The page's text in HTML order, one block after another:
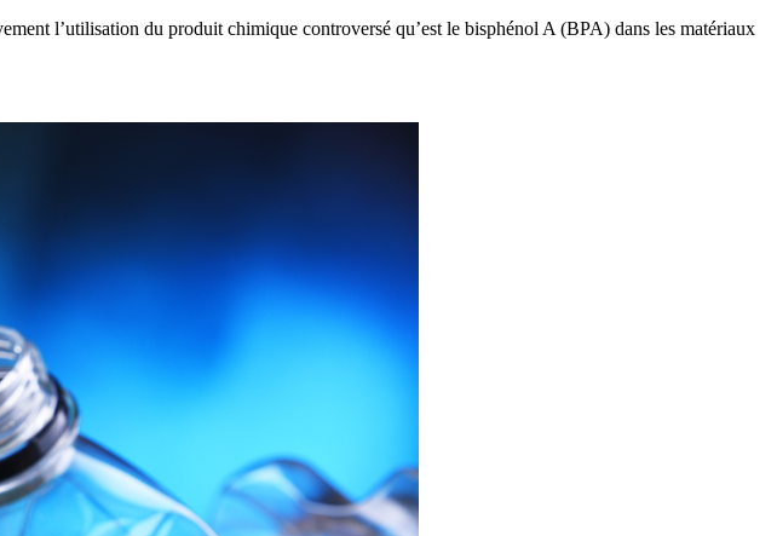
l’utilisation du produit chimique controversé qu’est le bisphénol A (BPA) dans les matériaux